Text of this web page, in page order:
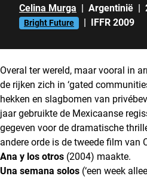
Celina Murga | Argentinië |
Bright Future | IFFR 2009
Overal ter wereld, maar vooral in
de rijken zich in ‘gated
hekken en slagbomen van
jaar gebruikte de Mexicaanse
gegeven voor de dramatische
andere orde is de tweede film van
Ana y los otros (2004) maakte.
Una semana solos (‘een week